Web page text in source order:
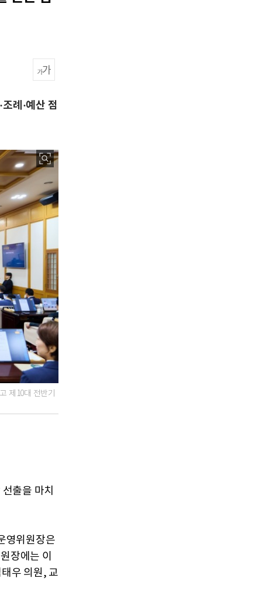
례·예산 점
제10대 전반기
출을 마치
영위원장은
장에는 이
우 의원, 교